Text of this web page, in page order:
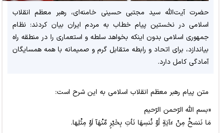
حضرت آیت‌الله سید مجتبی حسینی خامنه‌ای، رهبر معظم انقلاب
اسلامی در نخستین پیام خطاب به مردم ایران بیان کردند: نظام
جمهوری اسلامی بدون اینکه بخواهد سلطه و استعماری را در منطقه راه
بیاندازد، برای اتحاد و رابطه متقابل گرم و صمیمانه با همه همسایگان
آمادگی کامل دارد.
متن پیام رهبر معظم انقلاب اسلامی به این شرح است:
«بسم الله الرّحمن الرّحیم
مَا نَنسَخْ مِنْ ءَآیَةٍ أَوْ نُنسِهَا نَأتِ بِخَیْرٍ مِّنْهَآ اَوْ مِثْلِها.